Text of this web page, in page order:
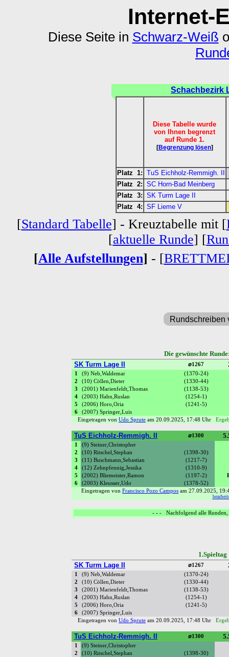
Internet-
Diese Seite in Schwarz-Weiß
Schachbezirk
Diese Tabelle wurde
von Ihnen begrenzt
auf Runde 1.
[Begrenzung lösen]
Platz 1: TuS Eichholz-Remmigh. II
Platz 2: SC Horn-Bad Meinberg
Platz 3: SK Turm Lage II
Platz 4: SF Lieme V
[Standard Tabelle] - Kreuztabelle mit [
[aktuelle Runde] [
[Alle Aufstellungen] - [
Rundschreiben
Die gewünschte
SK Turm Lage II
⌀1267
1 (9) Neb,Waldemar
(1370-24)
2
(10) Cöllen,Dieter
(1330-44)
3
(2001) Marienfeldt,Thomas
(1138-53)
4
(2003) Hahn,Ruslan
(1254-1)
5
(2006) Horo,Oria
(1241-5)
6
(2007) Springer,Luis
Eingetragen von Udo Sprute am 20.09.2025, 17:48 Uhr
TuS Eichholz-Remmigh. II ⌀1300
1
(9) Steiner,Christopher
2
(10) Ritschel,Stephan
(1398-30)
3
(11) Buschmann,Sebastian
(1217-7)
4
(12) Zehnpfennig,Jessika
(1310-9)
5
(2002) Bliemeister,Ramon (1197-2)
6
(2003) Kleusser,Udo
(1378-52)
Eingetragen von Francisco Pozo Campos am 27.09.2025,
- - - Nachfolgend alle
SK Turm Lage II
⌀1267
1 (9) Neb,Waldemar
(1370-24)
2
(10) Cöllen,Dieter
(1330-44)
3
(2001) Marienfeldt,Thomas
(1138-53)
4
(2003) Hahn,Ruslan
(1254-1)
5
(2006) Horo,Oria
(1241-5)
6
(2007) Springer,Luis
Eingetragen von Udo Sprute am 20.09.2025, 17:48 Uhr
TuS Eichholz-Remmigh. II ⌀1300
1
(9) Steiner,Christopher
2
(10) Ritschel,Stephan
(1398-30)